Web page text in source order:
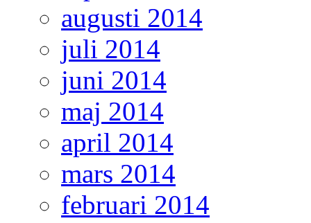
augusti 2014
juli 2014
juni 2014
maj 2014
april 2014
mars 2014
februari 2014